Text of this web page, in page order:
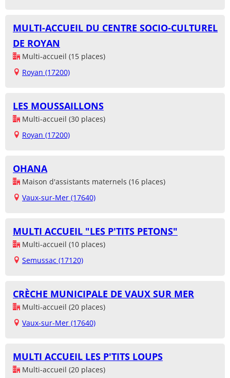
MULTI-ACCUEIL DU CENTRE SOCIO-CULTUREL
DE ROYAN
Multi-accueil (15 places)
Royan (17200)
LES MOUSSAILLONS
Multi-accueil (30 places)
Royan (17200)
OHANA
Maison d'assistants maternels (16 places)
Vaux-sur-Mer (17640)
MULTI ACCUEIL "LES P'TITS PETONS"
Multi-accueil (10 places)
Semussac (17120)
CRÈCHE MUNICIPALE DE VAUX SUR MER
Multi-accueil (20 places)
Vaux-sur-Mer (17640)
MULTI ACCUEIL LES P'TITS LOUPS
Multi-accueil (20 places)